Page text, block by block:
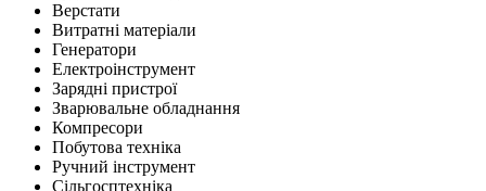
Верстати
Витратні матеріали
Генератори
Електроінструмент
Зарядні пристрої
Зварювальне обладнання
Компресори
Побутова техніка
Ручний інструмент
Сільгосптехніка